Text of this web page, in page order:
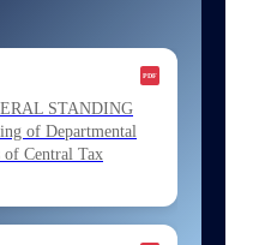
STANDING
of Departmental
of Central Tax